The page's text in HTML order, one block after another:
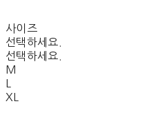
사이즈
선택하세요.
선택하세요.
M
XL